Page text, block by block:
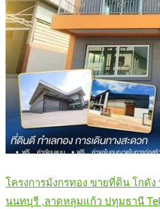
โครงการมังกรทอง ขายที่ดิน โกดั
นนทบุรี ,ลาดหลุมแก้ว ปทุมธานี